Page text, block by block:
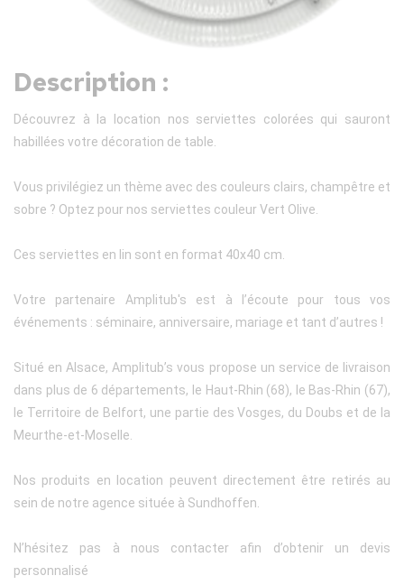
Description :
Découvrez à la location nos serviettes colorées qui sauront
habillées votre décoration de table.
Vous privilégiez un thème avec des couleurs clairs, champêtre et
sobre ? Optez pour nos serviettes couleur Vert Olive.
Ces serviettes en lin sont en format 40x40 cm.
Votre partenaire Amplitub's est à l’écoute pour tous vos
événements : séminaire, anniversaire, mariage et tant d’autres !
Situé en Alsace, Amplitub’s vous propose un service de livraison
dans plus de 6 départements, le Haut-Rhin (68), le Bas-Rhin (67),
le Territoire de Belfort, une partie des Vosges, du Doubs et de la
Meurthe-et-Moselle.
Nos produits en location peuvent directement être retirés au
sein de notre agence située à Sundhoffen.
N’hésitez pas à nous contacter afin d’obtenir un devis
personnalisé